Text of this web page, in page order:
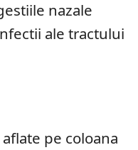
nazale
ale tractului
pe coloana